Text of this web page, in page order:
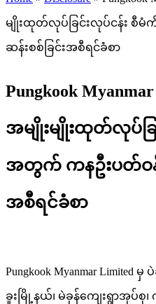
မျိုးထုတ်လုပ်ခြင်းလုပ်ငန်း စီ
ဆန်းစစ်ခြင်းအစီရင်ခံစာ
Pungkook
အမျိုးမျိုးထုတ်လုပ်ခ
အတွက် ကနဦးပတ်ဝန်
အစီရင်ခံစာ
Pungkook Myanmar Limited
ခူးမြို့နယ်၊ မဲခုန်ကျေးရွာအုပ်စု